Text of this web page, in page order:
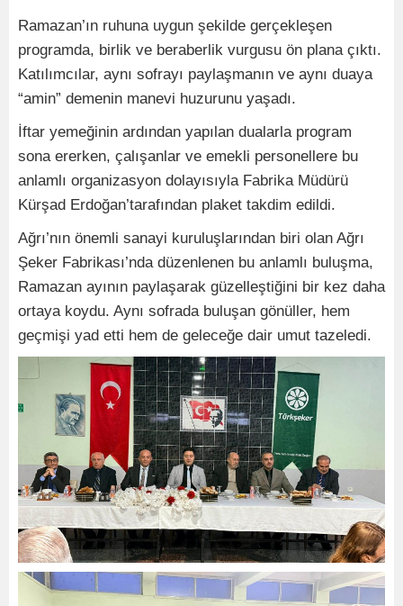
Ramazan’ın ruhuna uygun şekilde gerçekleşen
programda, birlik ve beraberlik vurgusu ön plana çıktı.
Katılımcılar, aynı sofrayı paylaşmanın ve aynı duaya
“amin” demenin manevi huzurunu yaşadı.
İftar yemeğinin ardından yapılan dualarla program
sona ererken, çalışanlar ve emekli personellere bu
anlamlı organizasyon dolayısıyla Fabrika Müdürü
Kürşad Erdoğan’tarafından plaket takdim edildi.
Ağrı’nın önemli sanayi kuruluşlarından biri olan Ağrı
Şeker Fabrikası’nda düzenlenen bu anlamlı buluşma,
Ramazan ayının paylaşarak güzelleştiğini bir kez daha
ortaya koydu. Aynı sofrada buluşan gönüller, hem
geçmişi yad etti hem de geleceğe dair umut tazeledi.